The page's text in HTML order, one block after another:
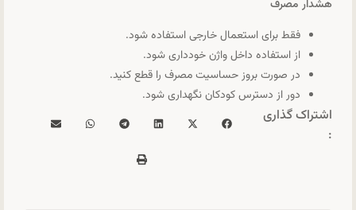
هشدار مصرف
فقط برای استعمال خارجی استفاده شود.
از استفاده داخل واژن خودداری شود.
در صورت بروز حساسیت مصرف را قطع کنید.
دور از دسترس کودکان نگهداری شود.
اشتراک گذاری
: